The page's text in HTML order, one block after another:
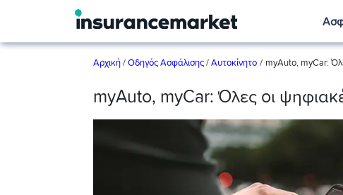
Αρχική / Οδηγός Ασφάλισης / Αυτοκίνητο / myAuto, myCar:
myAuto, myCar: Όλες οι